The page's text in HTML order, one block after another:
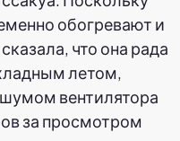
обогревают и
что она рада
летом,
вентилятора
за просмотром